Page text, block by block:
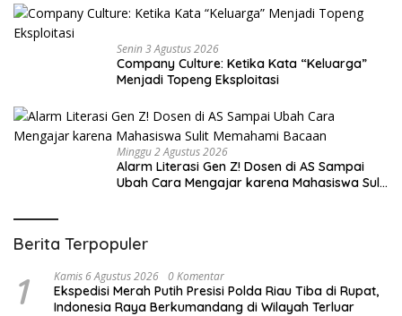
Sejarah
Senin 3 Agustus 2026
Company Culture: Ketika Kata “Keluarga”
Menjadi Topeng Eksploitasi
Minggu 2 Agustus 2026
Alarm Literasi Gen Z! Dosen di AS Sampai
Ubah Cara Mengajar karena Mahasiswa Sulit
Berita Terpopuler
1 Kamis 6 Agustus 2026 0 Komentar
Ekspedisi Merah Putih Presisi Polda Riau Tiba di Rupat,
Indonesia Raya Berkumandang di Wilayah Terluar